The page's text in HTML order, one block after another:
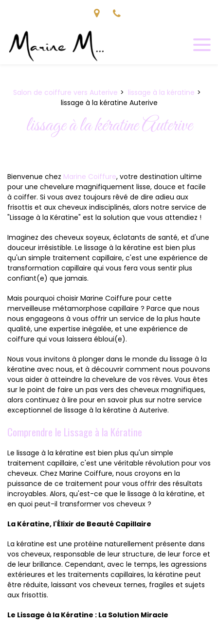
Salon de coiffure vers Auterive
lissage à la kératine
lissage à la kératine Auterive
lissage à la kératine Auterive
Bienvenue chez Marine Coiffure, votre destination ultime
pour une chevelure magnifiquement lisse, douce et facile
à coiffer. Si vous avez toujours rêvé de dire adieu aux
frisottis et aux cheveux indisciplinés, alors notre service de
"Lissage à la Kératine" est la solution que vous attendiez !
Imaginez des cheveux soyeux, éclatants de santé, et d'une
douceur irrésistible. Le lissage à la kératine est bien plus
qu'un simple traitement capillaire, c'est une expérience de
transformation capillaire qui vous fera vous sentir plus
confiant(e) que jamais.
Mais pourquoi choisir Marine Coiffure pour cette
merveilleuse métamorphose capillaire ? Parce que nous
nous engageons à vous offrir un service de la plus haute
qualité, une expertise inégalée, et une expérience de
coiffure qui vous laissera ébloui(e).
Nous vous invitons à plonger dans le monde du lissage à la
kératine avec nous, et à découvrir comment nous pouvons
vous aider à atteindre la chevelure de vos rêves. Vous êtes
sur le point de faire un pas vers des cheveux magnifiques,
alors continuez à lire pour en savoir plus sur notre service
exceptionnel de lissage à la kératine à Auterive.
Comprendre le Lissage à la Kératine
Le lissage à la kératine est bien plus qu'un simple
traitement capillaire, c'est une véritable révolution pour vos
cheveux. Chez Marine Coiffure, nous croyons en la
puissance de ce traitement pour vous offrir des résultats
incroyables. Alors, qu'est-ce que le lissage à la kératine, et
en quoi peut-il transformer vos cheveux ?
La Kératine, l'Élixir de Beauté Capillaire
La kératine est une protéine naturellement présente dans
vos cheveux, responsable de leur structure, de leur force et
de leur brillance. Cependant, avec le temps, les agressions
extérieures et les traitements capillaires, la kératine peut
être réduite, laissant vos cheveux ternes, fragiles et sujets
aux frisottis.
Le Lissage à la Kératine : La Solution Miracle